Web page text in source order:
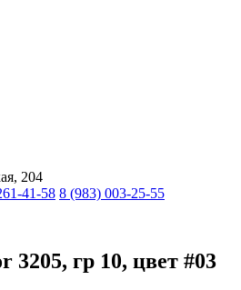
204
41-58 8 (983) 003-25-55
3205, гр 10, цвет #03